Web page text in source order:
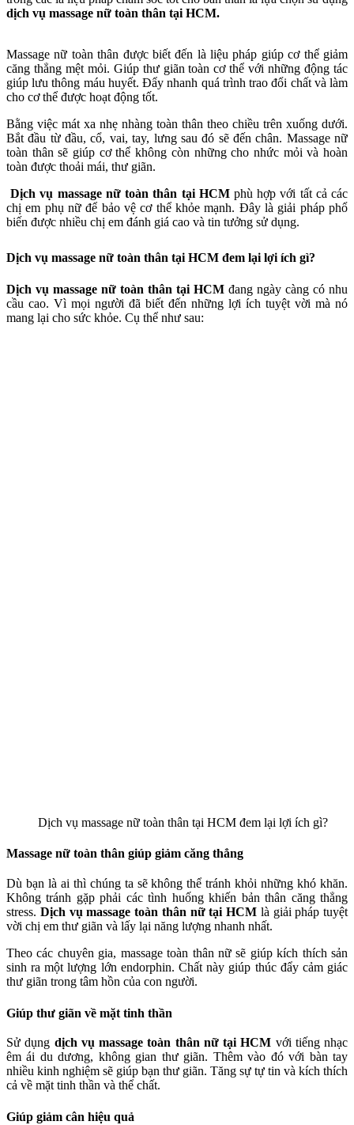
dịch vụ massage nữ toàn thân tại HCM.
Massage nữ toàn thân được biết đến là liệu pháp giúp cơ thể giảm
căng thẳng mệt mỏi. Giúp thư giãn toàn cơ thể với những động tác
giúp lưu thông máu huyết. Đẩy nhanh quá trình trao đổi chất và làm
cho cơ thể được hoạt động tốt.
Bằng việc mát xa nhẹ nhàng toàn thân theo chiều trên xuống dưới.
Bắt đầu từ đầu, cổ, vai, tay, lưng sau đó sẽ đến chân. Massage nữ
toàn thân sẽ giúp cơ thể không còn những cho nhức mỏi và hoàn
toàn được thoải mái, thư giãn.
Dịch vụ massage nữ toàn thân tại HCM phù hợp với tất cả các
chị em phụ nữ để bảo vệ cơ thể khỏe mạnh. Đây là giải pháp phổ
biến được nhiều chị em đánh giá cao và tin tưởng sử dụng.
Dịch vụ massage nữ toàn thân tại HCM đem lại lợi ích gì?
Dịch vụ massage nữ toàn thân tại HCM đang ngày càng có nhu
cầu cao. Vì mọi người đã biết đến những lợi ích tuyệt vời mà nó
mang lại cho sức khỏe. Cụ thể như sau:
Dịch vụ massage nữ toàn thân tại HCM đem lại lợi ích gì?
Massage nữ toàn thân giúp giảm căng thẳng
Dù bạn là ai thì chúng ta sẽ không thể tránh khỏi những khó khăn.
Không tránh gặp phải các tình huống khiến bản thân căng thẳng
stress. Dịch vụ massage toàn thân nữ tại HCM là giải pháp tuyệt
vời chị em thư giãn và lấy lại năng lượng nhanh nhất.
Theo các chuyên gia, massage toàn thân nữ sẽ giúp kích thích sản
sinh ra một lượng lớn endorphin. Chất này giúp thúc đẩy cảm giác
thư giãn trong tâm hồn của con người.
Giúp thư giãn về mặt tinh thần
Sử dụng dịch vụ massage toàn thân nữ tại HCM với tiếng nhạc
êm ái du dương, không gian thư giãn. Thêm vào đóvới bàn tay
nhiều kinh nghiệm sẽ giúp bạn thư giãn. Tăng sự tự tin và kích thích
cả về mặt tinh thần và thể chất.
Giúp giảm cân hiệu quả